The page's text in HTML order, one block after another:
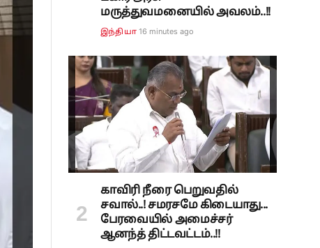
மருத்துவமனையில் அவலம்..!!
இந்தியா 16 minutes ago
காவிரி நீரை பெறுவதில்
சவால்..! சமரசமே கிடையாது...
பேரவையில் அமைச்சர்
ஆனந்த் திட்டவட்டம்..!!